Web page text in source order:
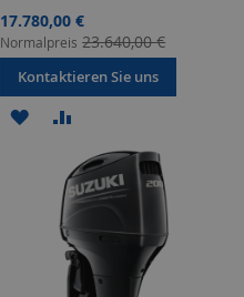
Sonderangebot
17.780,00 €
Normalpreis 23.640,00 €
Kontaktieren Sie uns
ZUR
WUNSCHLISTE
HINZUFÜGEN
VERGLEICHSLISTE
HINZUFÜGEN